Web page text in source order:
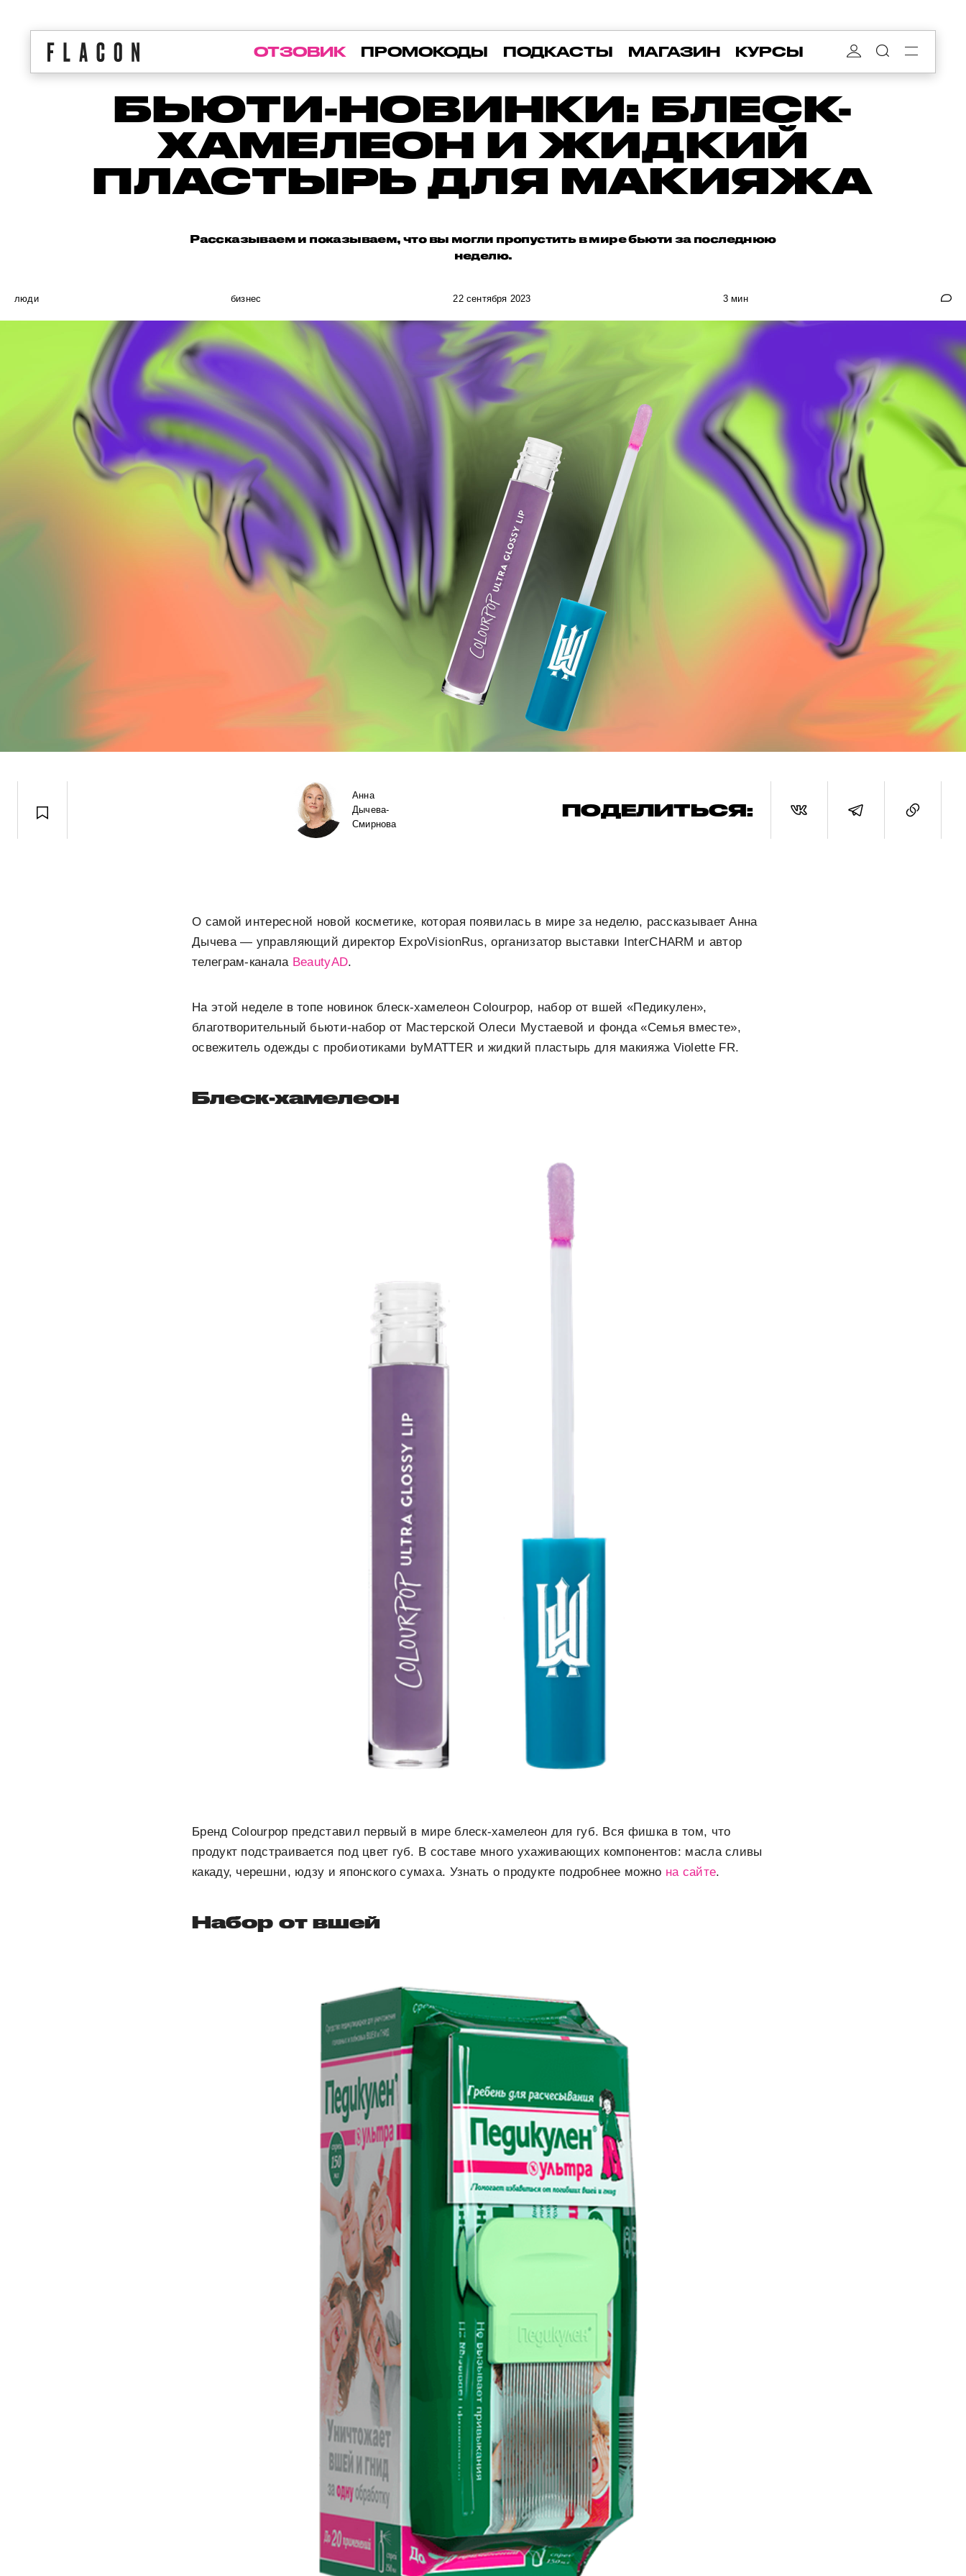
ОТЗОВИК ПРОМОКОДЫ ПОДКАСТЫ МАГАЗИН КУРСЫ
БЬЮТИ-НОВИНКИ: БЛЕСК-
ХАМЕЛЕОН И ЖИДКИЙ
ПЛАСТЫРЬ ДЛЯ МАКИЯЖА
Рассказываем и показываем, что вы могли пропустить в мире бьюти за последнюю
неделю.
люди бизнес 22 сентября 2023 3 мин
Анна
Дычева-
Смирнова
ПОДЕЛИТЬСЯ:
О самой интересной новой косметике, которая появилась в мире за неделю, рассказывает Анна
Дычева — управляющий директор ExpoVisionRus, организатор выставки InterCHARM и автор
телеграм-канала BeautyAD.
На этой неделе в топе новинок блеск-хамелеон Colourpop, набор от вшей «Педикулен»,
благотворительный бьюти-набор от Мастерской Олеси Мустаевой и фонда «Семья вместе»,
освежитель одежды с пробиотиками byMATTER и жидкий пластырь для макияжа Violette FR.
Блеск-хамелеон
Бренд Colourpop представил первый в мире блеск-хамелеон для губ. Вся фишка в том, что
продукт подстраивается под цвет губ. В составе много ухаживающих компонентов: масла сливы
какаду, черешни, юдзу и японского сумаха. Узнать о продукте подробнее можно на сайте.
Набор от вшей